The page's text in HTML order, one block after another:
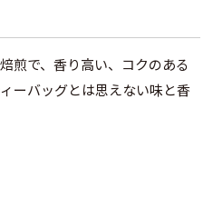
煎で、香り高い、コクのある
ーバッグとは思えない味と香